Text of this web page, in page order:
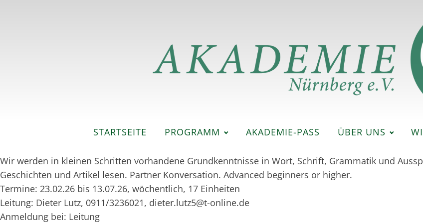
STARTSEITE PROGRAMM AKADEMIE-PASS ÜBER UNS
Wir werden in kleinen Schritten vorhandene Grundkenntnisse in Wort, Schrift, Grammatik und
Geschichten und Artikel lesen. Partner Konversation. Advanced beginners or higher.
Termine: 23.02.26 bis 13.07.26, wöchentlich, 17 Einheiten
Leitung: Dieter Lutz, 0911/3236021, dieter.lutz5@t-online.de
Anmeldung bei: Leitung